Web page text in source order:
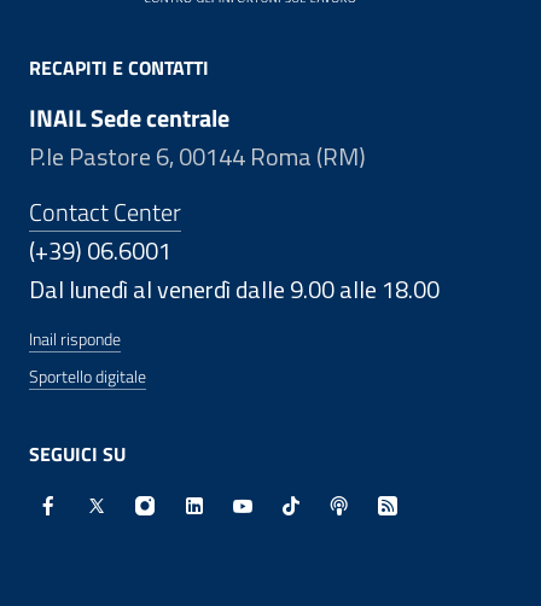
RECAPITI E CONTATTI
INAIL Sede centrale
P.le Pastore 6, 00144 Roma (RM)
Contact Center
(+39) 06.6001
Dal lunedì al venerdì dalle 9.00 alle 18.00
Inail risponde
Sportello digitale
SEGUICI SU
Facebook - Sito esterno - Apertura in nuova finestra
X - Sito esterno - Apertura in nuova finestra
Instagram - Sito esterno - Apertura in
Linkedin - Sito esterno - Apertura in
Youtube - Sito esterno -
TikTok - Sito esterno -
Spreaker - Sito
Feed RSS -